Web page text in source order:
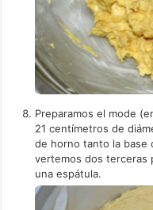
Preparamos el mode
21 centímetros de
de horno tanto la base
vertemos dos terceras
una espátula.